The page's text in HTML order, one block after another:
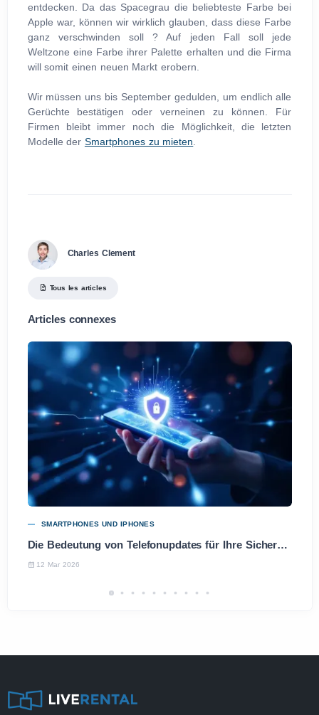
entdecken. Da das Spacegrau die beliebteste Farbe bei
Apple war, können wir wirklich glauben, dass diese Farbe
ganz verschwinden soll ? Auf jeden Fall soll jede
Weltzone eine Farbe ihrer Palette erhalten und die Firma
will somit einen neuen Markt erobern.
Wir müssen uns bis September gedulden, um endlich alle
Gerüchte bestätigen oder verneinen zu können. Für
Firmen bleibt immer noch die Möglichkeit, die letzten
Modelle der Smartphones zu mieten
Charles Clement
Tous les articles
Articles connexes
SMARTPHONES UND IPHONES
Die Bedeutung von Telefonupdates für Ihre Sicherheit und Leistung
12 Mar 2026